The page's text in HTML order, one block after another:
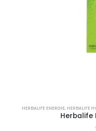
HERBALIFE ENERGIE, HERBALIFE
Herbalife